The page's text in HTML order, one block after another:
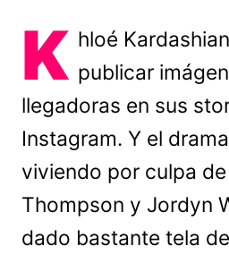
K hloé
publicar
llegadoras en sus
Instagram. Y el
viviendo por culpa
Thompson y Jordyn
dado bastante tela